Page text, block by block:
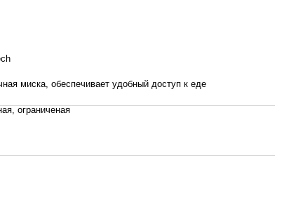
миска, обеспечивает удобный доступ к еде
ограниченая